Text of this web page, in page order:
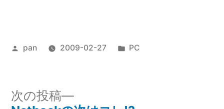
投
pan 2009-02-27
カ
ー:
PC
次の投稿
次